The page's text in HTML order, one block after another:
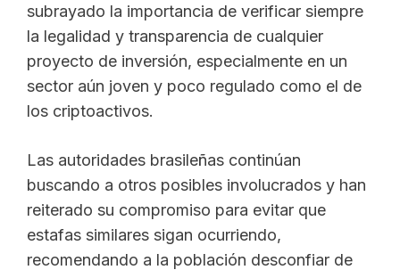
subrayado la importancia de verificar siempre
la legalidad y transparencia de cualquier
proyecto de inversión, especialmente en un
sector aún joven y poco regulado como el de
los criptoactivos.
Las autoridades brasileñas continúan
buscando a otros posibles involucrados y han
reiterado su compromiso para evitar que
estafas similares sigan ocurriendo,
recomendando a la población desconfiar de